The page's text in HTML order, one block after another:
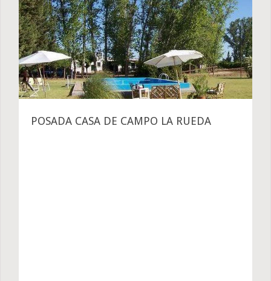
POSADA CASA DE CAMPO LA RUEDA